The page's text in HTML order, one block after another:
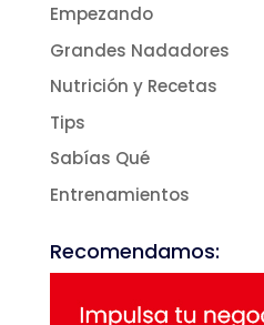
Empezando
Grandes Nadadores
Nutrición y Recetas
Tips
Sabías Qué
Entrenamientos
Recomendamos: